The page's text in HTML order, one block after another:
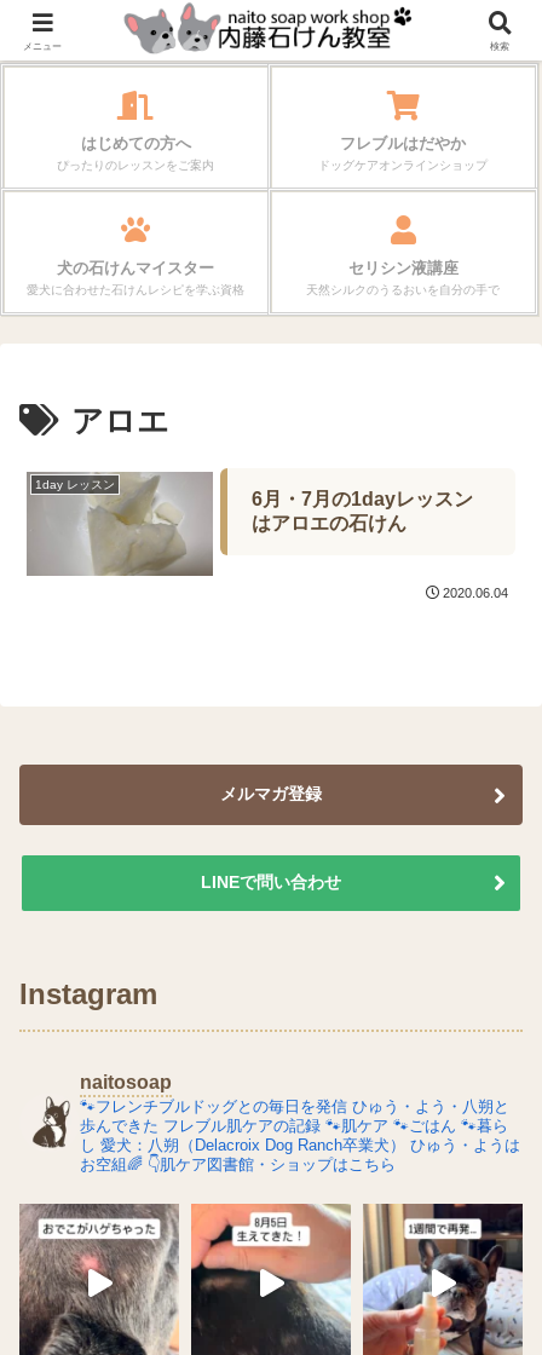
作る楽しさが、毎日の暮らしを変えていく。
はじめての方へ
ぴったりのレッスンをご案内
フレブルはだやか
ドッグケアオンラインショップ
犬の石けんマイスター
愛犬に合わせた石けんレシピを学ぶ資格
セリシン液講座
天然シルクのうるおいを自分の手で
アロエ
1day レッスン
6月・7月の1dayレッスン
はアロエの石けん
2020.06.04
メルマガ登録
LINEで問い合わせ
Instagram
naitosoap
🐾フレンチブルドッグとの毎日を発信 ひゅう・よう・八朔と
歩んできた フレブル肌ケアの記録 🐾肌ケア 🐾ごはん 🐾暮ら
し 愛犬：八朔（Delacroix Dog Ranch卒業犬）
ひゅう・ようは
お空組🌈 👇肌ケア図書館・ショップはこちら
メニュー 検索